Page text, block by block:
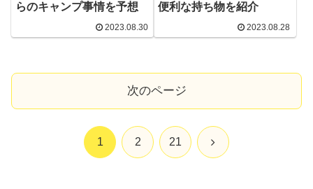
らのキャンプ事情を予想
2023.08.30
便利な持ち物を紹介
2023.08.28
次のページ
1 2 21 次